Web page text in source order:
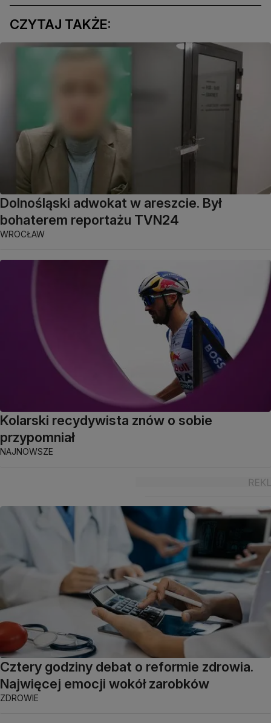
CZYTAJ TAKŻE:
Dolnośląski adwokat w areszcie. Był
bohaterem reportażu TVN24
WROCŁAW
Kolarski recydywista znów o sobie
przypomniał
NAJNOWSZE
Cztery godziny debat o reformie zdrowia.
Najwięcej emocji wokół zarobków
ZDROWIE